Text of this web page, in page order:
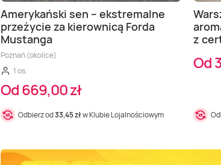
Amerykański sen – ekstremalne
przeżycie za kierownicą Forda
Mustanga
Poznań (okolice)
1 os.
Od 669,00 zł
Odbierz od33,45 złw Klubie Lojalnościowym
z
Od